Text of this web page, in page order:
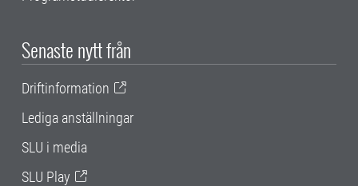
Senaste nytt från
Driftinformation
Lediga anställningar
SLU i media
SLU Play